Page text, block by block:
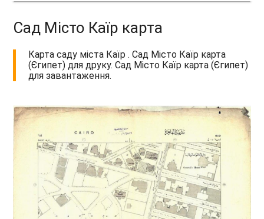
Сад Місто Каїр карта
Карта саду міста Каїр . Сад Місто Каїр карта
(Єгипет) для друку. Сад Місто Каїр карта (Єгипет)
для завантаження.